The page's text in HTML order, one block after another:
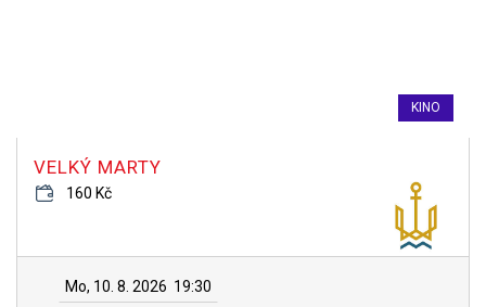
KINO
VELKÝ MARTY
160 Kč
Mo, 10. 8. 2026 19:30